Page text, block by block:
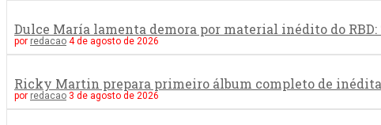
Dulce María lamenta demora por material inédito do RBD:
por redacao 4 de agosto de 2026
Ricky Martin prepara primeiro álbum completo de
por redacao 3 de agosto de 2026